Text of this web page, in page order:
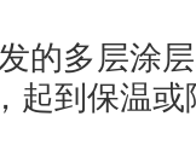
的多层涂
起到保温